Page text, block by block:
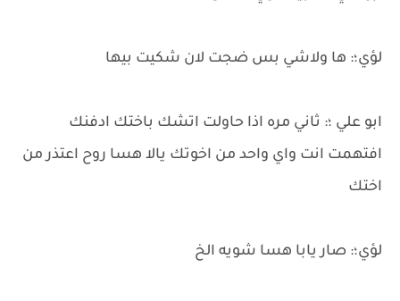
لؤي؛: ها ولاشي بس ضجت لان شكيت بيها
ابو علي ؛: ثاني مره اذا حاولت اتشك باختك ادفنك
افتهمت انت واي واحد من اخوتك يالا هسا روح اعتذر من
اختك
لؤي؛: صار يابا هسا شويه الخ